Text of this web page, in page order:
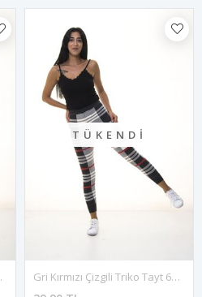
1082
TÜKENDI
Gri Kırmızı Çizgili Triko Tayt 6C-1043